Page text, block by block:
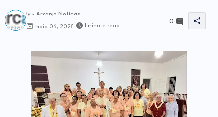
By - Arcanjo Notícias
maio 06, 2025 1 minute read
0